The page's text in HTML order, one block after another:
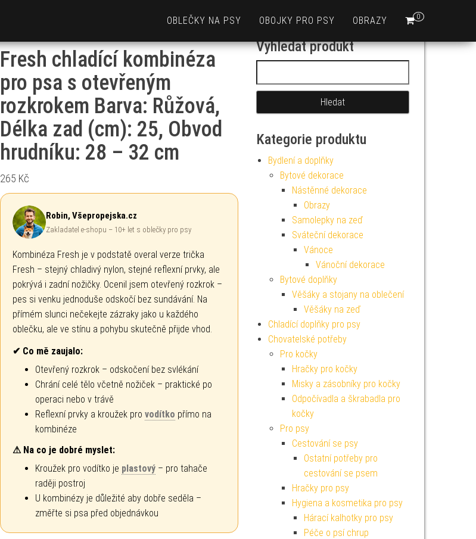
0
OBLEČKY NA PSY OBOJKY PRO PSY OBRAZY
Fresh chladící kombinéza
pro psa s otevřeným
rozkrokem Barva: Růžová,
Délka zad (cm): 25, Obvod
hrudníku: 28 – 32 cm
265 Kč
Robin, Všepropejska.cz
Zakladatel e-shopu – 10+ let s oblečky pro psy
Kombinéza Fresh je v podstatě overal verze trička
Fresh – stejný chladivý nylon, stejné reflexní prvky, ale
pokrývá i zadní nožičky. Ocenil jsem otevřený rozkrok –
pes si venku jednoduše odskočí bez sundávání. Na
přímém slunci nečekejte zázraky jako u každého
oblečku, ale ve stínu a pohybu skutečně přijde vhod.
✔ Co mě zaujalo:
Otevřený rozkrok – odskočení bez svlékání
Chrání celé tělo včetně nožiček – praktické po
operaci nebo v trávě
Reflexní prvky a kroužek pro vodítko přímo na
kombinéze
⚠ Na co je dobré myslet:
Kroužek pro vodítko je plastový– pro tahače
raději postroj
U kombinézy je důležité aby dobře seděla –
změřte si psa před objednávkou
Vyhledat produkt
Kategorie produktu
Bydlení a doplňky
Bytové dekorace
Nástěnné dekorace
Obrazy
Samolepky na zeď
Sváteční dekorace
Vánoce
Vánoční dekorace
Bytové doplňky
Věšáky a stojany na oblečení
Věšáky na zeď
Chladící doplňky pro psy
Chovatelské potřeby
Pro kočky
Hračky pro kočky
Misky a zásobníky pro kočky
Odpočívadla a škrabadla pro
kočky
Pro psy
Cestování se psy
Ostatní potřeby pro
cestování se psem
Hračky pro psy
Hygiena a kosmetika pro psy
Hárací kalhotky pro psy
Péče o psí chrup